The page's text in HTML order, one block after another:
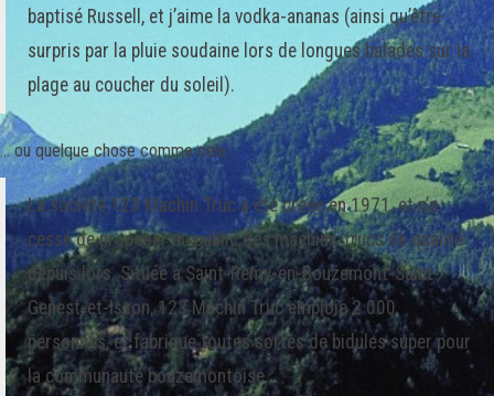
baptisé Russell, et j’aime la vodka-ananas (ainsi qu’être
surpris par la pluie soudaine lors de longues balades sur la
plage au coucher du soleil).
… ou quelque chose comme cela :
La société 123 Machin Truc a été créée en 1971, et n’a
cessé de proposer au public des machins-trucs de qualité
depuis lors. Située à Saint-Remy-en-Bouzemont-Saint-
Genest-et-Isson, 123 Machin Truc emploie 2 000
personnes, et fabrique toutes sortes de bidules super pour
la communauté bouzemontoise.